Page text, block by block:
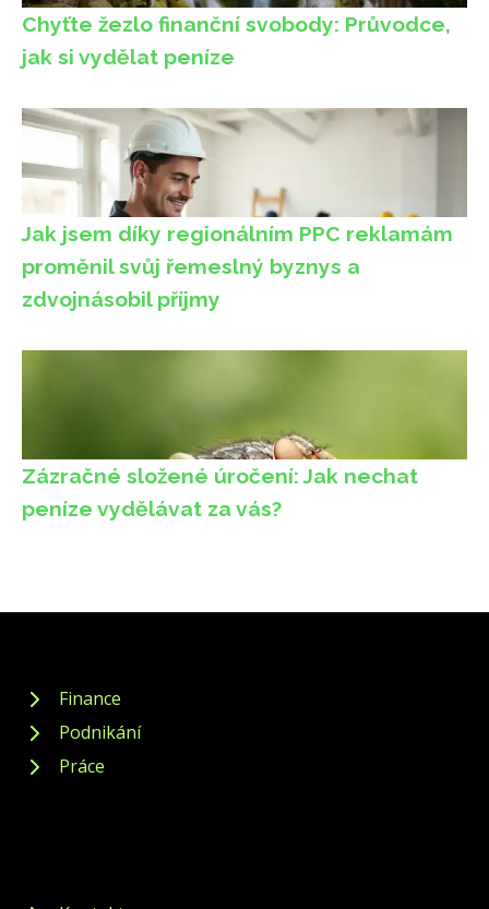
Chyťte žezlo finanční svobody: Průvodce,
jak si vydělat peníze
Jak jsem díky regionálním PPC reklamám
proměnil svůj řemeslný byznys a
zdvojnásobil příjmy
Zázračné složené úročení: Jak nechat
peníze vydělávat za vás?
Finance
Podnikání
Práce